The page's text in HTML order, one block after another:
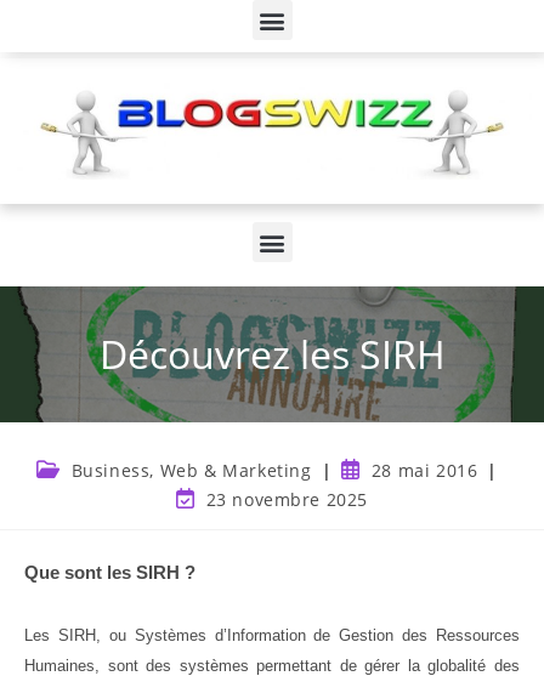
Découvrez les SIRH
Business, Web & Marketing
28 mai 2016
23 novembre 2025
Que sont les SIRH ?
Les SIRH, ou Systèmes d’Information de Gestion des Ressources
Humaines, sont des systèmes permettant de gérer la globalité des